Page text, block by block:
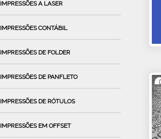
IMPRESSÕES A LASER
IMPRESSÕES CONTÁBIL
IMPRESSÕES DE FOLDER
IMPRESSÕES DE PANFLETO
IMPRESSÕES DE RÓTULOS
IMPRESSÕES EM OFFSET